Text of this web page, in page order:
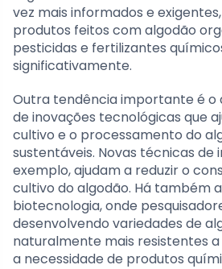
vez mais informados e
produtos feitos com algodão
pesticidas e fertilizantes
significativamente.
Outra tendência importante é o
de inovações tecnológicas que
cultivo e o processamento do
sustentáveis. Novas técnicas de
exemplo, ajudam a reduzir o
cultivo do algodão. Há também
biotecnologia, onde
desenvolvendo variedades de
naturalmente mais resistentes a
a necessidade de produtos